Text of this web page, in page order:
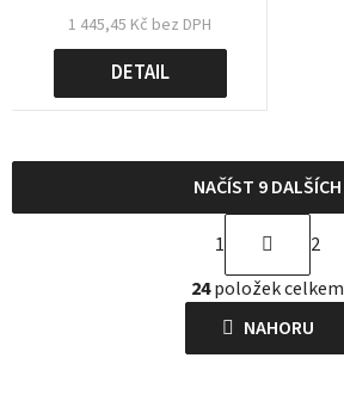
1 445,45 Kč bez DPH
DETAIL
O
v
l
á
NAČÍST 9 DALŠÍCH
t
r
á
n
1
2
24položek celkem
NAHORU